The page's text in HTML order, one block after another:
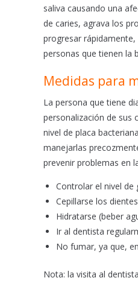
saliva causando una
de caries, agrava los
progresar
personas que tienen la
Medidas para
La persona que tiene
personalización de sus
nivel de placa
manejarlas
prevenir problemas en
Controlar el nivel de
Cepillarse los
Hidratarse (beber
Ir al dentista
No fumar, ya que,
Nota: la visita al